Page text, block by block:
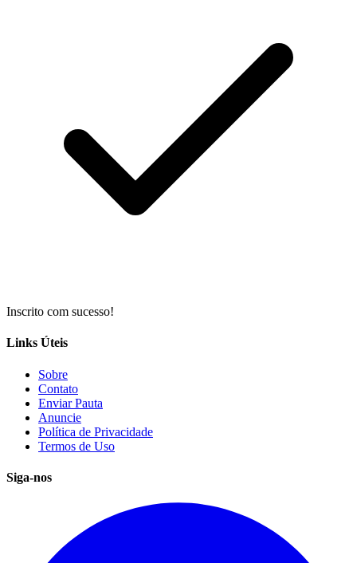
Inscrito com sucesso!
Links Úteis
Sobre
Contato
Enviar Pauta
Anuncie
Política de Privacidade
Termos de Uso
Siga-nos